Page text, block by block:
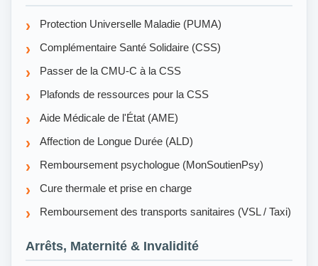
Protection Universelle Maladie (PUMA)
Complémentaire Santé Solidaire (CSS)
Passer de la CMU-C à la CSS
Plafonds de ressources pour la CSS
Aide Médicale de l'État (AME)
Affection de Longue Durée (ALD)
Remboursement psychologue (MonSoutienPsy)
Cure thermale et prise en charge
Remboursement des transports sanitaires (VSL / Taxi)
Arrêts, Maternité & Invalidité